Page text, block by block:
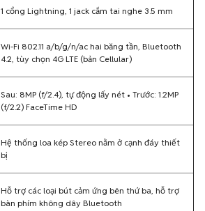
1 cổng Lightning, 1 jack cắm tai nghe 3.5 mm
Wi-Fi 802.11 a/b/g/n/ac hai băng tần, Bluetooth
4.2, tùy chọn 4G LTE (bản Cellular)
Sau: 8MP (f/2.4), tự động lấy nét • Trước: 1.2MP
(f/2.2) FaceTime HD
Hệ thống loa kép Stereo nằm ở cạnh đáy thiết
bị
Hỗ trợ các loại bút cảm ứng bên thứ ba, hỗ trợ
bàn phím không dây Bluetooth